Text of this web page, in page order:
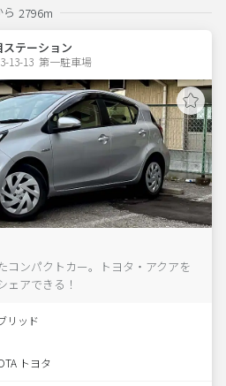
2796m
テーション
13-13  第一駐車場
コンパクトカー。トヨタ・アクアを
ェアできる！
リッド
トヨタ